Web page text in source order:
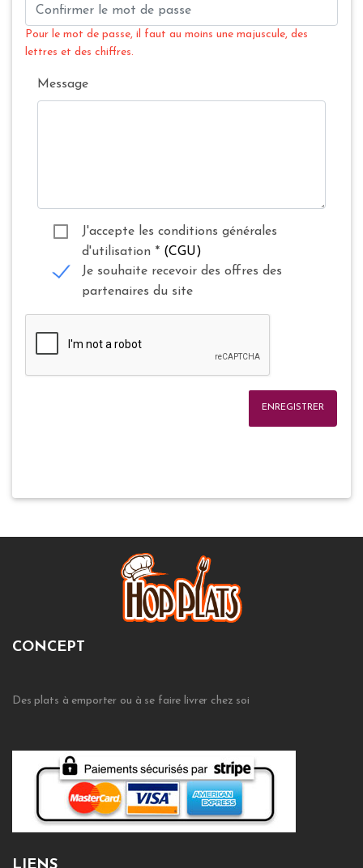
Pour le mot de passe, il faut au moins une majuscule, des
lettres et des chiffres.
Message
J'accepte les conditions générales
d'utilisation * (CGU)
Je souhaite recevoir des offres des
partenaires du site
ENREGISTRER
CONCEPT
Des plats à emporter ou à se faire livrer chez soi
LIENS